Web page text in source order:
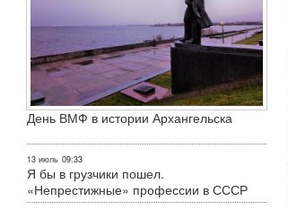
День ВМФ в истории Архангельска
13 июль 09:33
Я бы в грузчики пошел.
«Непрестижные» профессии в СССР